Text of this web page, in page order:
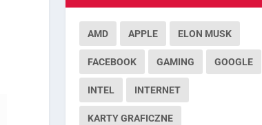
AMD APPLE ELON MUSK
FACEBOOK GAMING GOOGLE
INTEL INTERNET
KARTY GRAFICZNE